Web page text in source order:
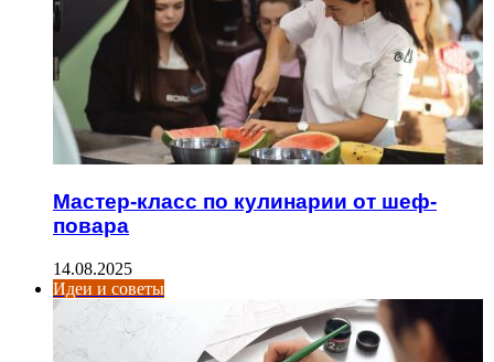
Мастер-класс по кулинарии от шеф-
повара
14.08.2025
Идеи и советы